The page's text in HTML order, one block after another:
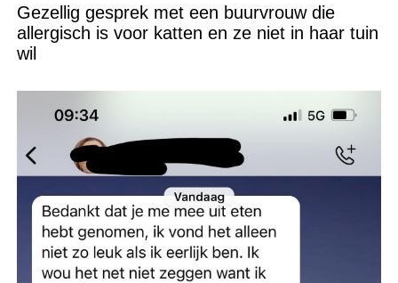
Gezellig gesprek met een buurvrouw die
allergisch is voor katten en ze niet in haar tuin
wil